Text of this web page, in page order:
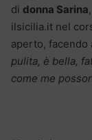
di donna Sarina
ilsicilia.it nel
aperto, facendo
pulita, è bella,
come me